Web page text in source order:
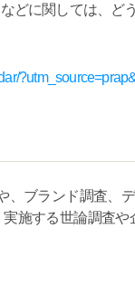
どに関しては、ど
、ブランド調査、
施する世論調査